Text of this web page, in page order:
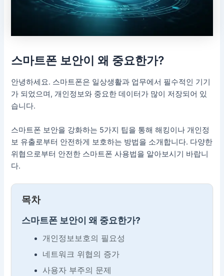
스마트폰 보안이 왜 중요한가?
안녕하세요. 스마트폰은 일상생활과 업무에서 필수적인 기기
가 되었으며, 개인정보와 중요한 데이터가 많이 저장되어 있
습니다.
스마트폰 보안을 강화하는 5가지 팁을 통해 해킹이나 개인정
보 유출로부터 안전하게 보호하는 방법을 소개합니다. 다양한
위협으로부터 안전한 스마트폰 사용법을 알아보시기 바랍니
다.
목차
스마트폰 보안이 왜 중요한가?
개인정보보호의 필요성
네트워크 위협의 증가
사용자 부주의 문제